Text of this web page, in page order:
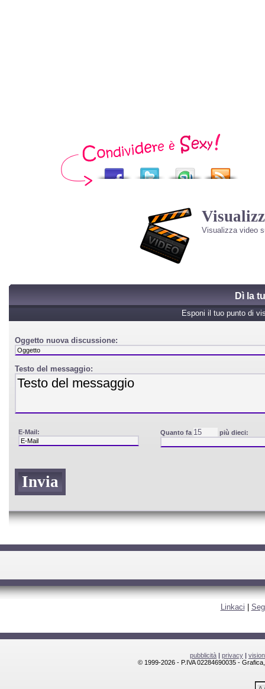
Visualizza video
Dì la
Esponi il tuo punto di
Oggetto nuova discussione:
Testo del messaggio:
E-Mail: Quanto fa più dieci:
Linkaci
pubblicità | privacy |
© 1999-2026 - P.IVA 02284690035 -